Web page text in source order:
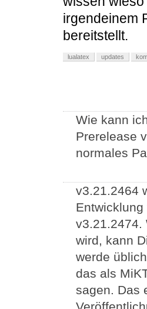
irgendeinem
bereitstellt.
lualatex updates
Wie kann
Prerelease
normales
v3.21.2464
v3.21.2474.
wird, kann
werde
das als
sagen. Das